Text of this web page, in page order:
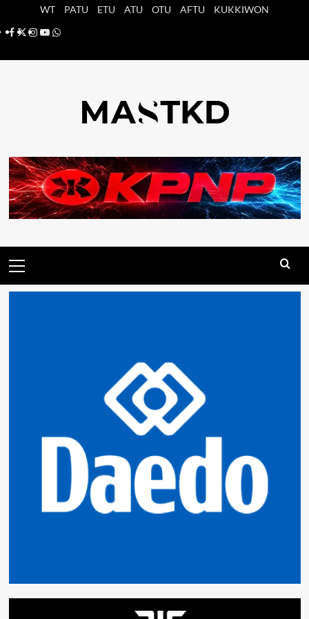
WT PATU ETU ATU OTU AFTU
KUKKIWON
Facebook
X Instagram
YouTube
Whatsapp
principal